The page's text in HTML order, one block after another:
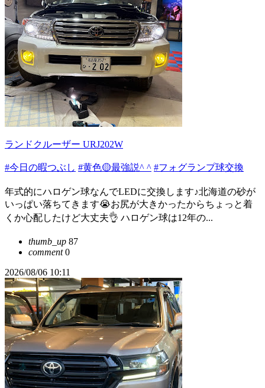
ランドクルーザー URJ202W
#今日の暇つぶし #黄色🟡最強説^ ^ #フォグランプ球交換
年式的にハロゲン球なんでLEDに交換します♪北海道の砂が
いっぱい落ちてきます😭お尻が大きかったからちょっと着
くか心配したけど大丈夫👌 ハロゲン球は12年の...
thumb_up 87
comment0
2026/08/06 10:11